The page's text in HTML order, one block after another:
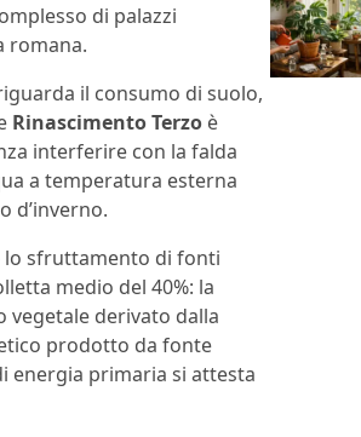
di palazzi
romana.
il consumo di suolo,
Rinascimento Terzo è
interferire con la falda
a temperatura esterna
d’inverno.
lo sfruttamento di fonti
medio del 40%: la
vegetale derivato dalla
prodotto da fonte
energia primaria si attesta